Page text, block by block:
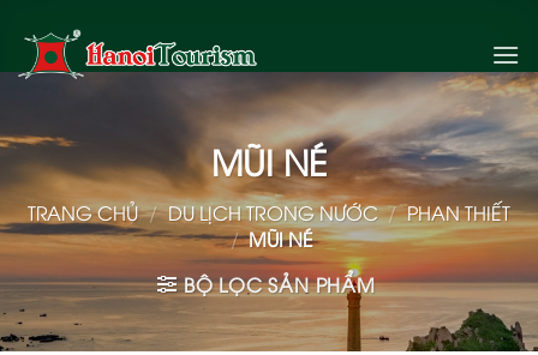
qua
MŨI NÉ
TRANG CHỦ / DU LỊCH TRONG NƯỚC / PHAN THIẾT
/ MŨI NÉ
BỘ LỌC SẢN PHẨM